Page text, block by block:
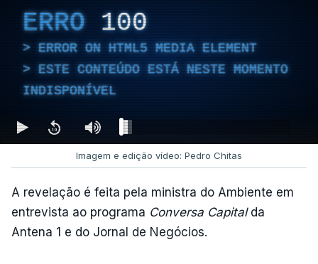
ERRO 100
ERROR ON HTML5 MEDIA ELEMENT
ESTE CONTEÚDO ESTÁ NESTE MOMENTO
INDISPONÍVEL
Imagem e edição vídeo: Pedro Chitas
A revelação é feita pela ministra do Ambiente em
entrevista ao programa Conversa Capitalda
Antena 1 e do Jornal de Negócios.